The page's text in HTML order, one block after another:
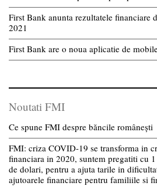
First Bank anunta rezultatele financiare
2021
First Bank are o noua aplicatie de
Noutati FMI
Ce spune FMI despre băncile românești
FMI: criza COVID-19 se transforma in
financiara in 2020, suntem pregatiti cu
de dolari, pentru a ajuta tarile in
ajutoarele financiare pentru familiile si